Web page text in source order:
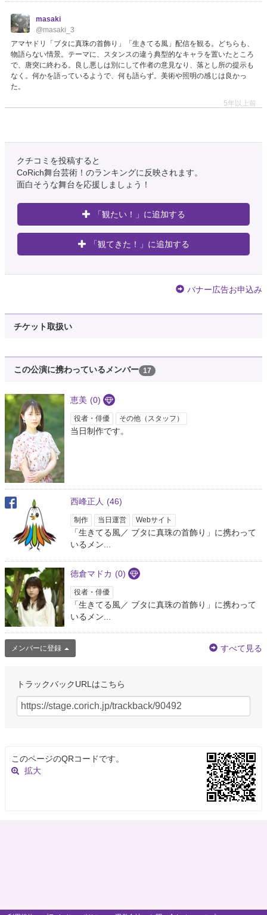
masaki
@masaki_3
アマヤドリ「ブタに真珠の首飾り」「生きてる風」配信を観る。どちらも、
物語らない情景。テーマに、スタンスの違う典型的なキャラを置いたところ
で、唐突に終わる。良し悪しは別にして作者の意見なり、落とし所の提示も
なく。何かを語っているようで、何も語らず。美術や照明の感じは良かっ
た。
5年以上前
@asukamiyagawa
アマヤドリ『生きてる風』『豚に真珠の首飾り』無事終演を迎えました！ ご
来場頂いた皆様、配信をご覧頂いた皆様本当にありがとうございました！ 憧
れのアマヤドリへの出演、正直まだ実感がありません笑でも学びしか無い
日々でした！ この座…https://t.co/c9TxvEdxhW
5年以上前
ばばゆりな
思っていてまた観れた✨ その気持ちわかる！そうだよね、この人の言うこと
も真っ直ぐにいろいろ向き合って生きようって思った。
Tokatoka
@finn1127
アマヤドリ『生きてる風』を配信で観劇しました。 この作品本当なら去年の
5月に劇場で観る予定だったのですが約1年延期。コロナ禍という状況を踏ま
たが感染症により多くの人が亡くなり、疎開が一般的な世界観。
進藤拓輝
@LWoxXO7rk3OY1FV
そして遅ればせながら土曜日に 水面下含めると詳しい数はわからないが非常
に多いとの事。その人数だけ事情や理由が存在しているはず。どんな人生の
中で追い込まれたのか、どうしていきたいのか、各々の意見も納得できる、
と思う。 #アマヤドリ
ぽんこつ
@tamaki86
ょこれ」って作品というか、コロナを思わせる感染症がセリフにそのまま
な表現にできたであろう部分をあえてそのまま、ってとこに誠実さを感じた
というか
大塚 由祈子
@yukko_otsuka
アマヤドリ『生きてる風』 『ブタに真珠の首飾り』 ＠シアター風姿花伝 ２
作品とも無事千穐楽を迎えることができました！ 改めまして、ご来場下さっ
しましたが、 明日3/29(月)12:30より、インプロ(即興演劇)ショーに出演しま
クチコミを投稿すると
CoRich舞台芸術！のランキングに反映されます。
面白そうな舞台を応援しましょう！
「観たい！」に追加する
「観てきた！」に追加する
バナー広告お申込み
チケット取扱い
この公演に携わっているメンバー 17
恵美 (0)
役者・俳優 その他（スタッフ）
当日制作です。
西峰正人 (46)
制作 当日運営 Webサイト
「生きてる風／ ブタに真珠の首飾り」に携わって
いるメン...
徳倉マドカ (0)
役者・俳優
「生きてる風／ ブタに真珠の首飾り」に携わって
いるメン...
メンバーに登録 すべて見る
トラックバックURLはこちら
このページのQRコードです。
拡大